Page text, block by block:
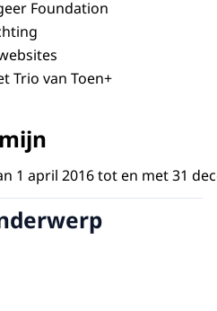
Foundation
Trio van Toen+
1 april 2016 tot en met 31